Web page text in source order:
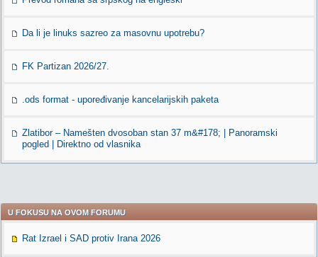
Da li je linuks sazreo za masovnu upotrebu?
FK Partizan 2026/27.
.ods format - upoređivanje kancelarijskih paketa
Zlatibor – Namešten dvosoban stan 37 m&#178; | Panoramski
pogled | Direktno od vlasnika
U FOKUSU NA OVOM FORUMU
Rat Izrael i SAD protiv Irana 2026